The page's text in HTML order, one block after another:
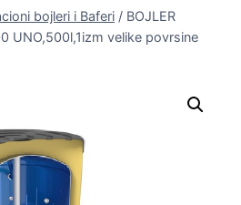
bojleri i Baferi / BOJLER
UNO,500l,1izm velike povrsine